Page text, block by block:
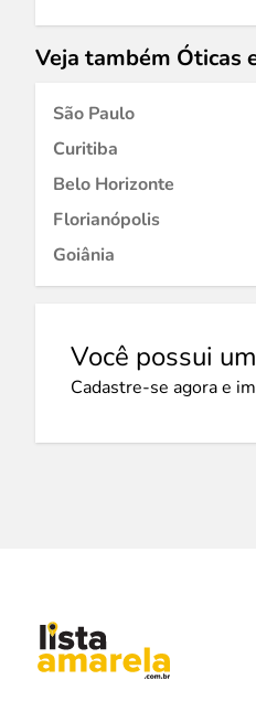
Veja também Óticas
São Paulo
Curitiba
Belo Horizonte
Florianópolis
Goiânia
Você possui
Cadastre-se agora e